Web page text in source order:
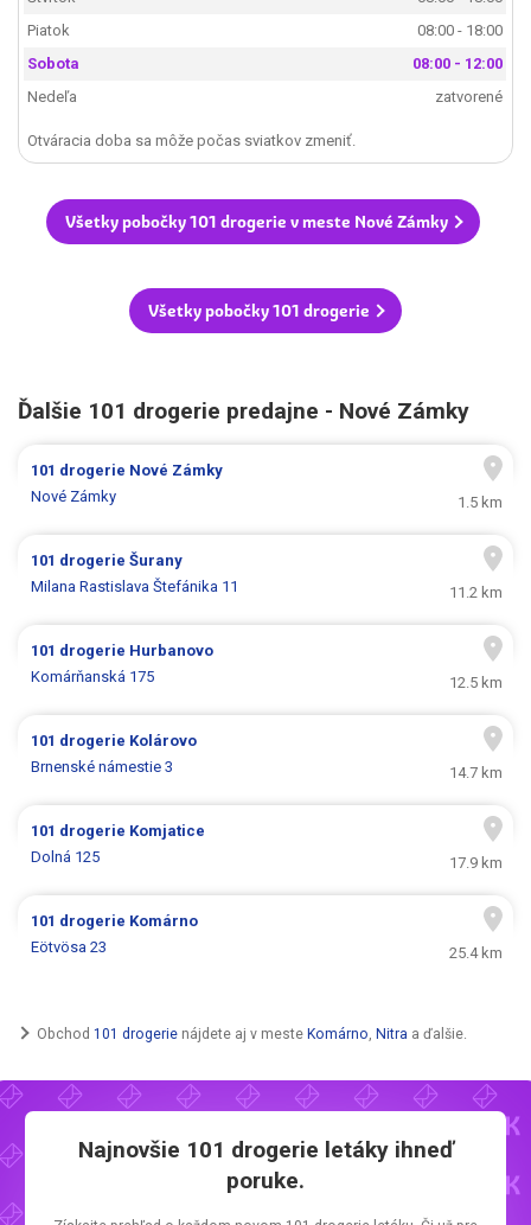
Piatok
08:00 - 18:00
Sobota
08:00 - 12:00
Nedeľa
zatvorené
Otváracia doba sa môže počas sviatkov zmeniť.
Všetky pobočky 101 drogerie v meste Nové Zámky
Všetky pobočky 101 drogerie
Ďalšie 101 drogerie predajne - Nové Zámky
101 drogerie Nové Zámky
Nové Zámky
1.5 km
101 drogerieŠurany
Milana Rastislava Štefánika 11
11.2 km
101 drogerie Hurbanovo
Komárňanská 175
12.5 km
101 drogerie Kolárovo
Brnenské námestie 3
14.7 km
101 drogerie Komjatice
Dolná 125
17.9 km
101 drogerie Komárno
Eötvösa 23
25.4 km
Obchod 101 drogerie nájdete aj v meste Komárno Nitra a ďalšie.
Najnovšie 101 drogerie letákyihneď
poruke.